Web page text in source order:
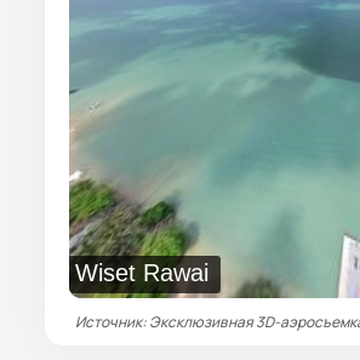
Wiset Rawai
Источник: Эксклюзивная 3D-